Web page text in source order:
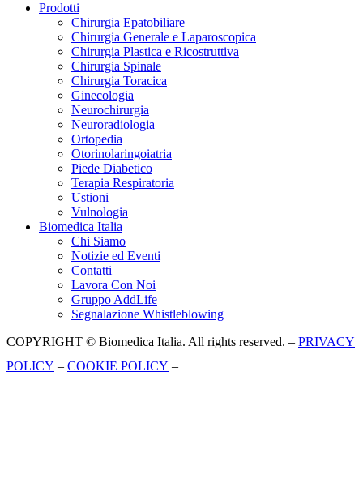
Prodotti
Chirurgia Epatobiliare
Chirurgia Generale e Laparoscopica
Chirurgia Plastica e Ricostruttiva
Chirurgia Spinale
Chirurgia Toracica
Ginecologia
Neurochirurgia
Neuroradiologia
Ortopedia
Otorinolaringoiatria
Piede Diabetico
Terapia Respiratoria
Ustioni
Vulnologia
Biomedica Italia
Chi Siamo
Notizie ed Eventi
Contatti
Lavora Con Noi
Gruppo AddLife
Segnalazione Whistleblowing
COPYRIGHT © Biomedica Italia. All rights reserved. – PRIVACY
POLICY – COOKIE POLICY –